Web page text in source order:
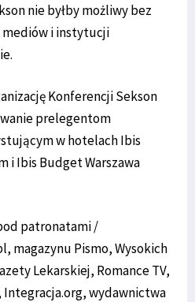
nie byłby możliwy bez
mediów i instytucji
Konferencji Sekson
prelegentom
w hotelach Ibis
i Ibis Budget Warszawa
patronatami /
magazynu Pismo, Wysokich
Lekarskiej, Romance TV,
Integracja.org, wydawnictwa